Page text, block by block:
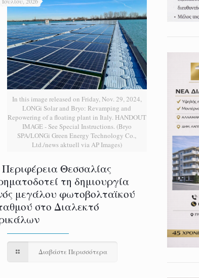
In this image released on Friday, Nov. 29, 2024,
LONGi Solar and Bryo: Revamping and
Repowering of a floating plant in Italy. HANDOUT
IMAGE - See Special Instructions. (Bryo
SPA/LONGi Green Energy Technology Co.,
Ltd./news aktuell via AP Images)
Θεσσαλίας
τη δημιουργία
μεγάλου φωτοβολταϊκού
στο Διαλεκτό
Διαβάστε Περισσότερα